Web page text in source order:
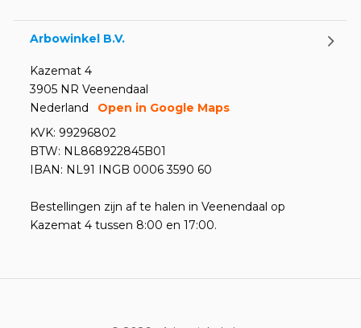
Arbowinkel B.V.
Kazemat 4
3905 NR Veenendaal
Nederland
Open in Google Maps
KVK: 99296802
BTW: NL868922845B01
IBAN: NL91 INGB 0006 3590 60
Bestellingen zijn af te halen in Veenendaal op
Kazemat 4 tussen 8:00 en 17:00.